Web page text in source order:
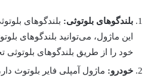
بلندگوهای بلوتوثی: بلندگوهای
این ماژول، می‌توانید بلندگوهای
خود را از طریق بلندگوهای بلوتوثی
خودرو: ماژول آمپلی فایر بلوتوث